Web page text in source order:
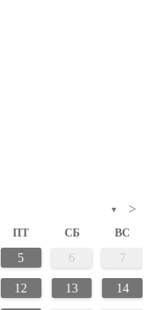
▼ >
ПТ СБ ВС
5 6 7
12 13 14